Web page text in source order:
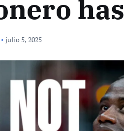
julio 5, 2025